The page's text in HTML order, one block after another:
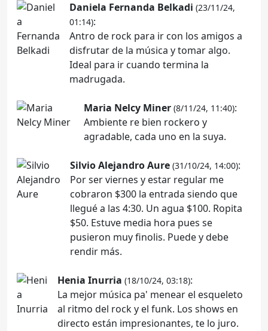
Daniela Fernanda Belkadi (23/11/24,
01:14):
Antro de rock para ir con los amigos a
disfrutar de la música y tomar algo.
Ideal para ir cuando termina la
madrugada.
Maria Nelcy Miner (8/11/24, 11:40):
Ambiente re bien rockero y
agradable, cada uno en la suya.
Silvio Alejandro Aure (31/10/24, 14:00):
Por ser viernes y estar regular me
cobraron $300 la entrada siendo que
llegué a las 4:30. Un agua $100. Ropita
$50. Estuve media hora pues se
pusieron muy finolis. Puede y debe
rendir más.
Henia Inurria (18/10/24, 03:18):
La mejor música pa' menear el esqueleto
al ritmo del rock y el funk. Los shows en
directo están impresionantes, te lo juro.